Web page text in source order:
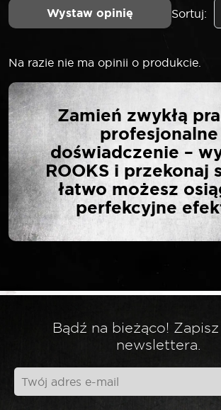
Wystaw opinię Sortuj:
Na razie nie ma opinii o produkcie.
NAPISZ
OPINIĘ O
AQ-ONE
CHŁODZĄCY
BEZ
Twój adres email nie zostanie
Zamień zwykłą
profesjonalne
doświadczenie –
ROOKS i przekonaj
łatwo możesz
perfekcyjne
Bądź na bieżąco!
newslettera.